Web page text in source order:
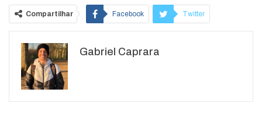
Compartilhar Facebook Twitter
WhatsApp
Gabriel Caprara